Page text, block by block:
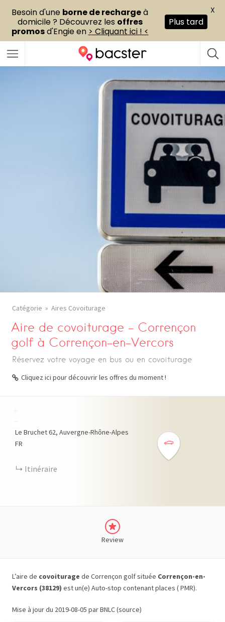
Catégorie Aires Covoiturage
Aire de covoiturage – Corrençon
golf à Corrençon-en-Vercors
Réservez votre voyage en bus ou en covoiturage
Cliquez ici pour découvrir les offres du moment !
Le Bruchet62 Auvergne-Rhône-Alpes
FR
Itinéraire
Review
L’aire de covoiturage de Corrençon golf située Corrençon-en-
Vercors (38129) est un(e) Auto-stop contenant places ( PMR).
Mise à jour du 2019-08-05 par BNLC (source)
Besoin d'une borne de rechargeà
domicile ? Découvrez les offres
promosd'Engie en > Cliquant ici ! <
Plus tard
X